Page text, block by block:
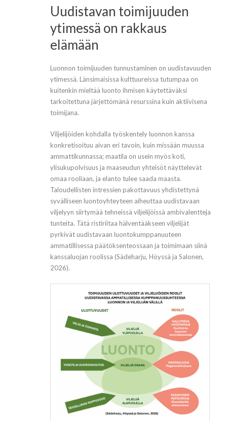
Uudistavan toimijuuden
ytimessä on rakkaus
elämään
Luonnon toimijuuden tunnustaminen on uudistavuuden
ytimessä. Länsimaisissa kulttuureissa tutumpaa on
kuitenkin mieltää luonto ihmisen käytettäväksi
tarkoitettuna järjettömänä resurssina kuin aktiivisena
toimijana.
Viljelijöiden kohdalla työskentely luonnon kanssa
konkretisoituu aivan eri tavoin, kuin missään muussa
ammattikunnassa; maatila on usein myös koti,
ylisukupolvisuus ja maaseudun yhteisöt näyttelevät
omaa rooliaan, ja elanto tulee saada maasta.
Taloudellisten intressien pakottavuus yhdistettynä
syvälliseen luontoyhteyteen aiheuttaa uudistavaan
viljelyyn siirtymää tehneissä viljelijöissä ambivalentteja
tunteita. Tätä ristiriitaa hälventääkseen viljelijät
pyrkivät uudistavaan luontokumppanuuteen
ammatillisessa päätöksenteossaan ja toimimaan siinä
kanssaluojan roolissa (Sädeharju, Höyssä ja Salonen,
2026).